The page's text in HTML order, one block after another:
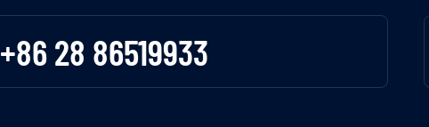
+86 28 86519933